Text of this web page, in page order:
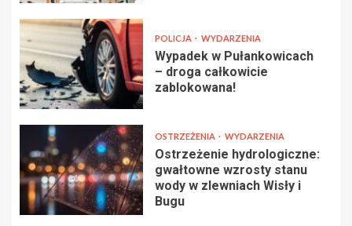
POLICJA WYDARZENIA
Wypadek w Pułankowicach
– droga całkowicie
zablokowana!
OSTRZEŻENIA WYDARZENIA
Ostrzeżenie hydrologiczne:
gwałtowne wzrosty stanu
wody w zlewniach Wisły i
Bugu